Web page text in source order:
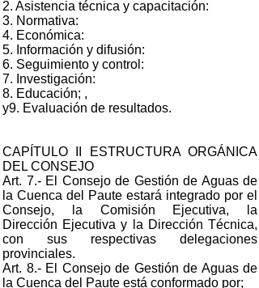
2. Asistencia técnica y capacitación:
3. Normativa:
4. Económica:
5. Información y difusión:
6. Seguimiento y control:
7. Investigación:
8. Educación; ,
y9. Evaluación de resultados.
CAPÍTULO II ESTRUCTURA ORGÁNICA
DEL CONSEJO
Art. 7.- El Consejo de Gestión de Aguas de
la Cuenca del Paute estará integrado por el
Consejo, la Comisión Ejecutiva, la
Dirección Ejecutiva y la Dirección Técnica,
con sus respectivas delegaciones
provinciales.
Art. 8.- El Consejo de Gestión de Aguas de
la Cuenca del Paute está conformado por;